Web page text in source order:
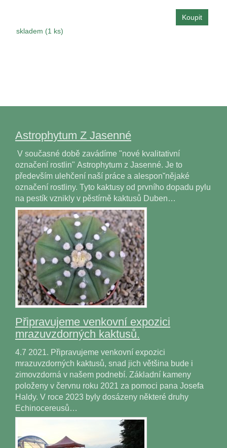
skladem (1 ks)
Astrophytum Z Jasenné
V současné době zavádíme "nové kvalitativní
označení rostlin" Astrophytum z Jasenné. Je to
především ulehčení naší práce a alesponˇnějaké
označení rostliny. Tyto kaktusy od prvního dopadu pylu
na pestík vznikly v pěstírně kaktusů Duben…
Připravujeme venkovní expozici
mrazuvzdorných kaktusů.
4.7 2021. Připravujeme venkovní expozici
mrazuvzdorných kaktusů, snad jich většina bude i
zimovzdorná v našem podnebí. Základní kameny
položeny v červnu roku 2021 za pomoci pana Josefa
Haldy. V roce 2023 byly dosázeny některé druhy
Echinocereusů…